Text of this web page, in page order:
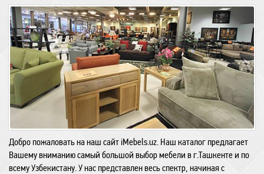
Добро пожаловать на наш сайт iMebels.uz. Наш каталог предлагает
Вашему вниманию самый большой выбор мебели в г.Ташкенте и по
всему Узбекистану. У нас представлен весь спектр, начиная с